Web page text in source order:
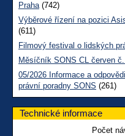
Praha(742)
Výběrové řízení na pozici
(611)
Filmový festival o lidských
Měsíčník SONS CL červen
05/2026 Informace a
právní poradny SONS (261)
Technické informace
Počet